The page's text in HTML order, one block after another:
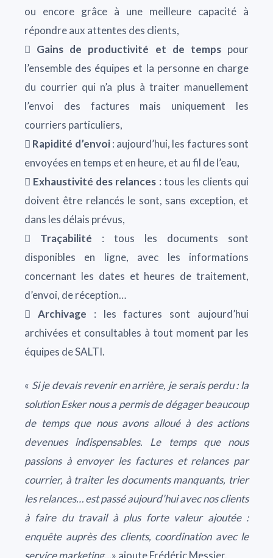
ou encore grâce à une meilleure capacité à
répondre aux attentes des clients,
 Gains de productivité et de tempspour
l’ensemble des équipes et la personne en charge
du courrier qui n’a plus à traiter manuellement
l’envoi des factures mais uniquement les
courriers particuliers,
 Rapidité d’envoi: aujourd’hui, les factures sont
envoyées en temps et en heure, et au fil de l’eau,
 Exhaustivité des relances : tous les clients qui
doivent être relancés le sont, sans exception, et
dans les délais prévus,
 Traçabilité : tous les documents sont
disponibles en ligne, avec les informations
concernant les dates et heures de traitement,
d’envoi, de réception…
 Archivage : les factures sont aujourd’hui
archivées et consultables à tout moment par les
équipes de SALTI.
« Si je devais revenir en arrière, je serais perdu : la
solution Esker nous a permis de dégager beaucoup
de temps que nous avons alloué à des actions
devenues indispensables. Le temps que nous
passions à envoyer les factures et relances par
courrier, à traiter les documents manquants, trier
les relances… est passé aujourd’hui avec nos clients
à faire du travail à plus forte valeur ajoutée :
enquête auprès des clients, coordination avec le
service marketing…» ajoute Frédéric Messier.